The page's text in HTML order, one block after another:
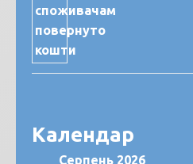
Календар
Серпень 2026